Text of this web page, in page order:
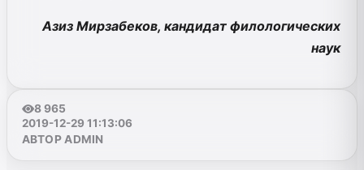
Азиз Мирзабеков, кандидат филологических
наук
8 965
2019-12-29 11:13:06
АВТОР ADMIN